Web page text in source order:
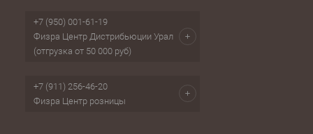
+7 (950) 001-61-19
Физра Центр Дистрибьюции Урал
(отгрузка от 50 000 руб)
+7 (911) 256-46-20
Физра Центр розницы